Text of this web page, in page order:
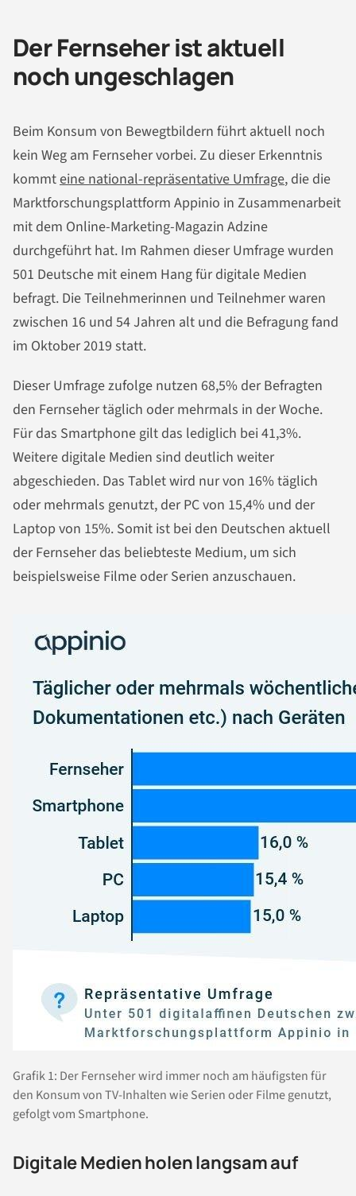
Der Fernseher ist aktuell
noch ungeschlagen
Beim Konsum von Bewegtbildern führt aktuell noch
kein Weg am Fernseher vorbei. Zu dieser Erkenntnis
kommteine national-repräsentative Umfrage, die die
Marktforschungsplattform Appinio in Zusammenarbeit
mit dem Online-Marketing-Magazin Adzine
durchgeführt hat. Im Rahmen dieser Umfrage wurden
501 Deutsche mit einem Hang für digitale Medien
befragt. Die Teilnehmerinnen und Teilnehmer waren
zwischen 16 und 54 Jahren alt und die Befragung fand
im Oktober 2019 statt.
Dieser Umfrage zufolge nutzen 68,5% der Befragten
den Fernseher täglich oder mehrmals in der Woche.
Für das Smartphone gilt das lediglich bei 41,3%.
Weitere digitale Medien sind deutlich weiter
abgeschieden. Das Tablet wird nur von 16% täglich
oder mehrmals genutzt, der PC von 15,4% und der
Laptop von 15%. Somit ist bei den Deutschen aktuell
der Fernseher das beliebteste Medium, um sich
beispielsweise Filme oder Serien anzuschauen.
Grafik 1: Der Fernseher wird immer noch am häufigsten für
den Konsum von TV-Inhalten wie Serien oder Filme genutzt,
gefolgt vom Smartphone.
Digitale Medien holen langsam auf